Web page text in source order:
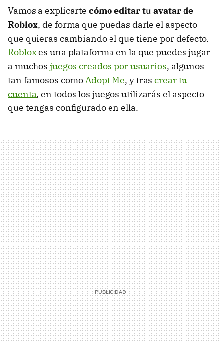
Vamos a explicarte cómo editar tu avatar de
Roblox, de forma que puedas darle el aspecto
que quieras cambiando el que tiene por defecto.
Robloxes una plataforma en la que puedes jugar
a muchos juegos creados por usuarios, algunos
tan famosos comoAdopt Me, y tras crear tu
cuenta, en todos los juegos utilizarás el aspecto
que tengas configurado en ella.